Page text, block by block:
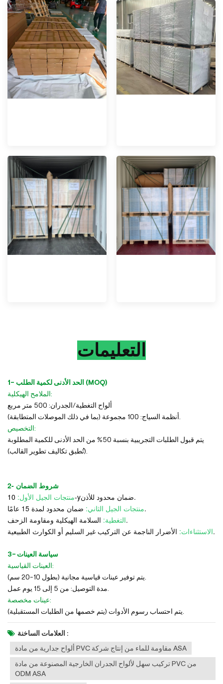
التعليمات
1- الحد الأدنى لكمية الطلب (MOQ)
الملامح الهيكلية:
ألواح التغطية/الجدران: 500 متر مربع
التخصيص:
يتم قبول الطلبات التجريبية بنسبة 50% من الحد الأدنى للكمية المطلوبة
2- شروط الضمان
منتجات الجيل الأول: 10 -y
ضمان محدود للأذن.
منتجات الجيل الثاني:ضمان محدود لمدة 15 عامًا.
التغطية:السلامة الهيكلية ومقاومة الزحف.
الاستثناءات:الأضرار الناجمة عن التركيب غير السليم أو الكوارث الطبيعية.
3- سياسة العينات
العينات القياسية:
عينات مخصصة:
العلامات الساخنة :
ألواح جدارية من مادة PVC مقاومة للماء من إنتاج شركة ASA
تركيب سهل لألواح الجدران الخارجية المصنوعة من مادة PVC من
ODM ASA